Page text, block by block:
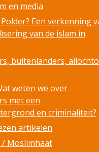
en media
Een verkenning
van de islam in
buitenlanders,
weten we over
met een
en criminaliteit?
artikelen
Moslimhaat